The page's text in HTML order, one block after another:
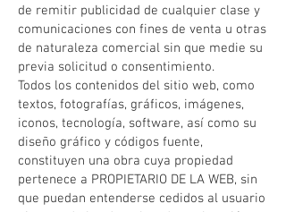
de remitir publicidad de cualquier clase y
comunicaciones con fines de venta u otras
de naturaleza comercial sin que medie su
previa solicitud o consentimiento.
Todos los contenidos del sitio web, como
textos, fotografías, gráficos, imágenes,
iconos, tecnología, software, así como su
diseño gráfico y códigos fuente,
constituyen una obra cuya propiedad
pertenece a PROPIETARIO DE LA WEB, sin
que puedan entenderse cedidos al usuario